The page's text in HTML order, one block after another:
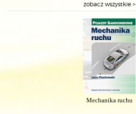
zobacz wszystkie >
Mechanika ruchu